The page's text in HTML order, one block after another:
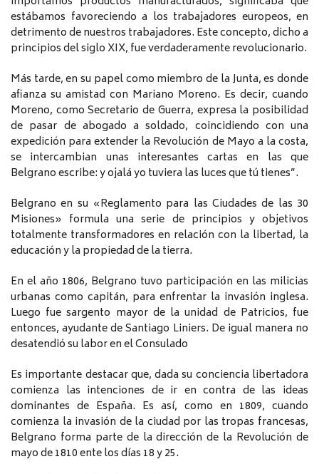
estábamos favoreciendo a los trabajadores europeos, en
detrimento de nuestros trabajadores. Este concepto, dicho a
principios del siglo XIX, fue verdaderamente revolucionario.
Más tarde, en su papel como miembro de la Junta, es donde
afianza su amistad con Mariano Moreno. Es decir, cuando
Moreno, como Secretario de Guerra, expresa la posibilidad
de pasar de abogado a soldado, coincidiendo con una
expedición para extender la Revolución de Mayo a la costa,
se intercambian unas interesantes cartas en las que
Belgrano escribe: y ojalá yo tuviera las luces que tú tienes”.
Belgrano en su «Reglamento para las Ciudades de las 30
Misiones» formula una serie de principios y objetivos
totalmente transformadores en relación con la libertad, la
educación y la propiedad de la tierra.
En el año 1806, Belgrano tuvo participación en las milicias
urbanas como capitán, para enfrentar la invasión inglesa.
Luego fue sargento mayor de la unidad de Patricios, fue
entonces, ayudante de Santiago Liniers. De igual manera no
desatendió su labor en el Consulado
Es importante destacar que, dada su conciencia libertadora
comienza las intenciones de ir en contra de las ideas
dominantes de España. Es así, como en 1809, cuando
comienza la invasión de la ciudad por las tropas francesas,
Belgrano forma parte de la dirección de la Revolución de
mayo de 1810 ente los días 18 y 25.